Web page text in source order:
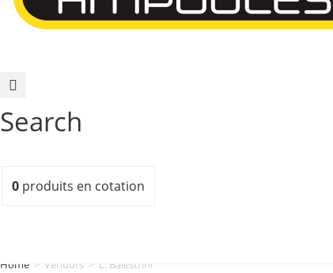
Search
0 produits en cotation
Home > Vendors > L. Balestrini